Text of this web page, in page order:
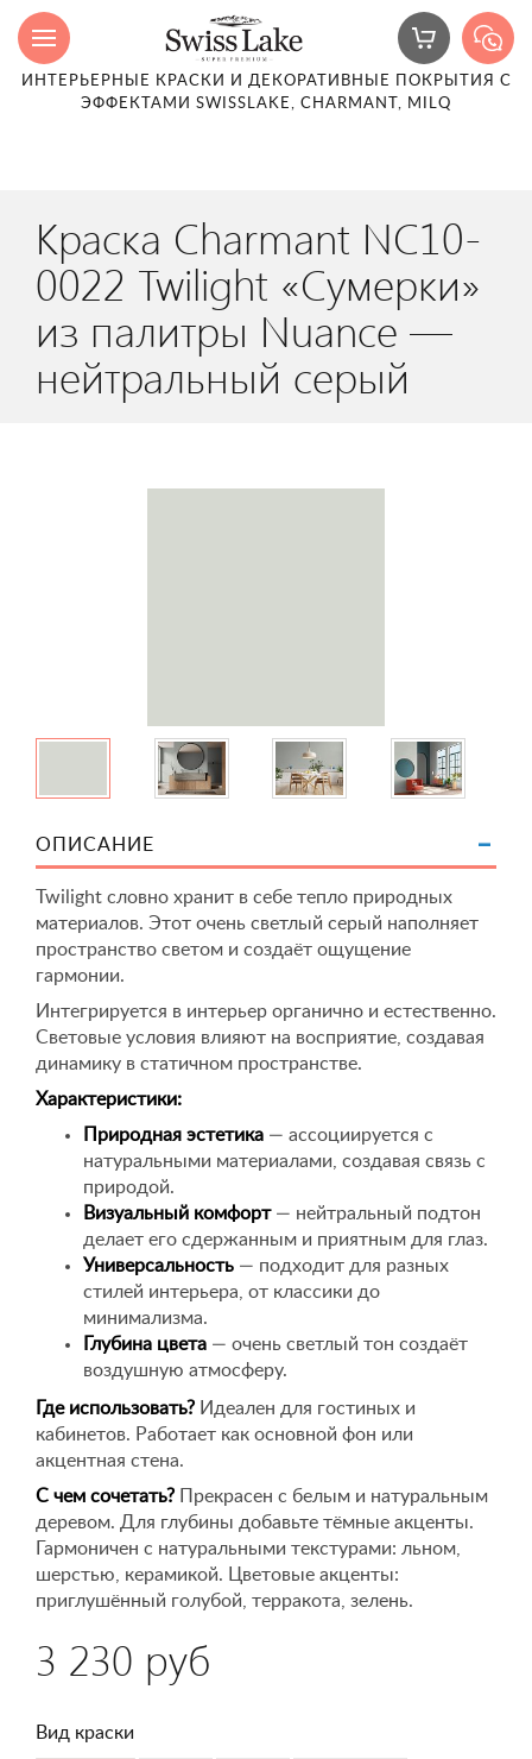
ИНТЕРЬЕРНЫЕ КРАСКИ И ДЕКОРАТИВНЫЕ ПОКРЫТИЯ С
ЭФФЕКТАМИ SWISSLAKE, CHARMANT, MILQ
Краска Charmant NC10-
0022 Twilight «Сумерки»
из палитры Nuance —
нейтральный серый
ОПИСАНИЕ
Twilight словно хранит в себе тепло природных
материалов. Этот очень светлый серый наполняет
пространство светом и создаёт ощущение
гармонии.
Интегрируется в интерьер органично и естественно.
Световые условия влияют на восприятие, создавая
динамику в статичном пространстве.
Характеристики:
Природная эстетика — ассоциируется с
натуральными материалами, создавая связь с
природой.
Визуальный комфорт— нейтральный подтон
делает его сдержанным и приятным для глаз.
Универсальность — подходит для разных
стилей интерьера, от классики до
минимализма.
Глубина цвета — очень светлый тон создаёт
воздушную атмосферу.
Где использовать? Идеален для гостиных и
кабинетов. Работает как основной фон или
акцентная стена.
С чем сочетать? Прекрасен с белым и натуральным
деревом. Для глубины добавьте тёмные акценты.
Гармоничен с натуральными текстурами: льном,
шерстью, керамикой. Цветовые акценты:
приглушённый голубой, терракота, зелень.
3 230 руб
Вид краски